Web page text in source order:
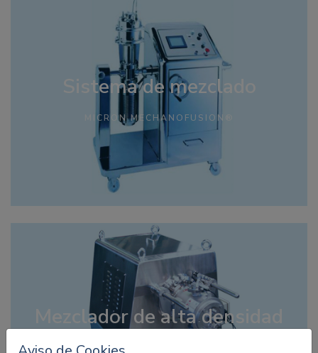
Sistema de mezclado
MICRON MECHANOFUSION®
Mezclador de alta densidad
MICRON NOBILTA™ HIGH INTENSITY MIXER